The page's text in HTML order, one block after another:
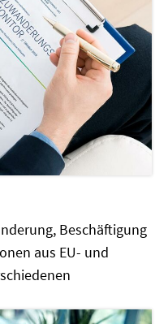
Beschäftigung
aus EU- und